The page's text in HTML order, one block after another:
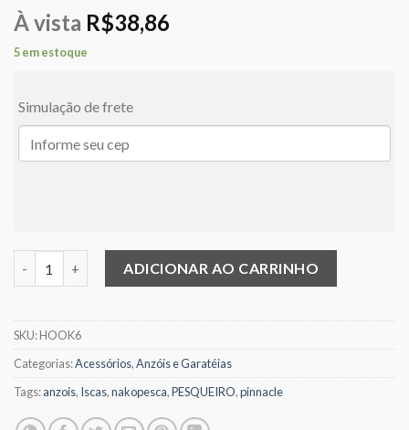
À vista R$38,86
5 em estoque
Simulação de frete
ADICIONAR AO CARRINHO
SKU:HOOK6
Categorias:Acessórios,Anzóis e Garatéias
Tags:anzois, Iscas,nakopesca,PESQUEIRO,pinnacle